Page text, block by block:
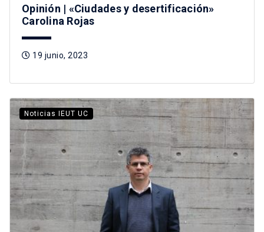
Opinión | «Ciudades y desertificación»
Carolina Rojas
19 junio, 2023
Noticias IEUT UC